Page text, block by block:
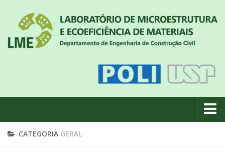
Quem somos
CATEGORIA GERAL